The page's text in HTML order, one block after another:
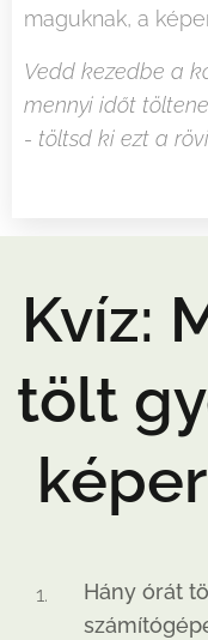
maguknak, a
Vedd kezedbe a
mennyi időt
- töltsd ki ezt a
Kvíz:
tölt
Hány órát